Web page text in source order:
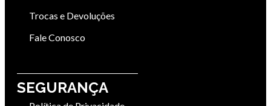
Trocas e Devoluções
Fale Conosco
SEGURANÇA